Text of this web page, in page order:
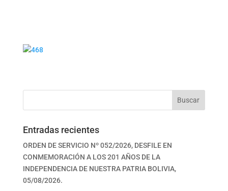
Buscar
Entradas recientes
ORDEN DE SERVICIO Nº 052/2026, DESFILE EN
CONMEMORACIÓN A LOS 201 AÑOS DE LA
INDEPENDENCIA DE NUESTRA PATRIA BOLIVIA,
05/08/2026.